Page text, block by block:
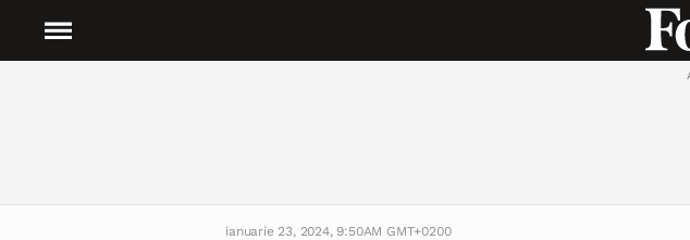
ianuarie 23, 2024, 9:50AM GMT+0200